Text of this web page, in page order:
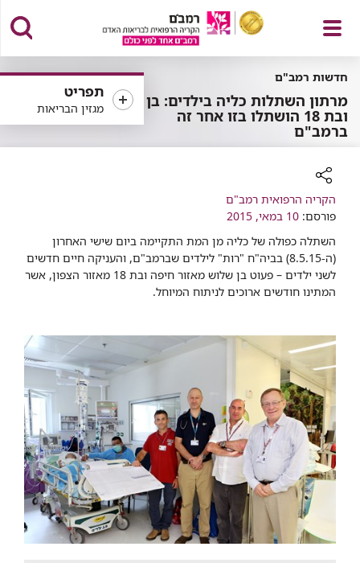
פתח
תפריט
תפריט
מגזין הבריאות
חדשות רמב"ם
ובת 18 הושתלו בזו אחר זה
ברמב"ם
רכיב
שיתוף
הקריה הרפואית רמב"ם
פורסם: 10 במאי, 2015
השתלה כפולה של כליה מן המת התקיימה ביום שישי האחרון
(ה-8.5.15) בביה"ח "רות" לילדים שברמב"ם, והעניקה חיים חדשים
לשני ילדים – פעוט בן שלוש מאזור חיפה ובת 18 מאזור הצפון, אשר
המתינו חודשים ארוכים לניתוח המיוחל. ​